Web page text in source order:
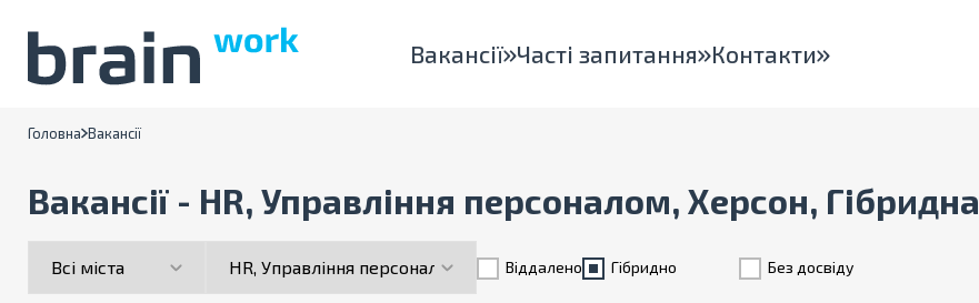
Вакансії Часті запитання Контакти
Головна Вакансії
Вакансії - HR, Управління персоналом, Херсон, Гібридна
Віддалено Гiбридно Без досвіду